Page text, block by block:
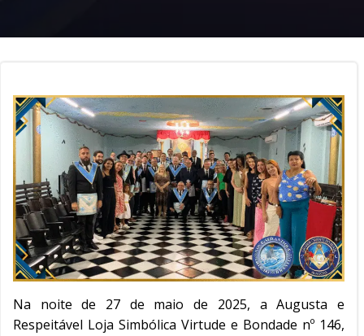
Na noite de 27 de maio de 2025, a Augusta e
Respeitável Loja Simbólica Virtude e Bondade nº 146,